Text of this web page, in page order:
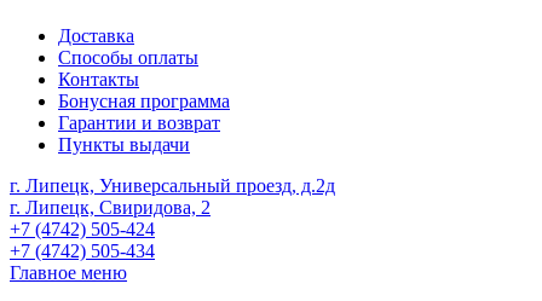
Доставка
Способы оплаты
Контакты
Бонусная программа
Гарантии и возврат
Пункты выдачи
г. Липецк, Универсальный проезд, д.2д
г. Липецк, Свиридова, 2
+7 (4742) 505-424
+7 (4742) 505-434
Главное меню